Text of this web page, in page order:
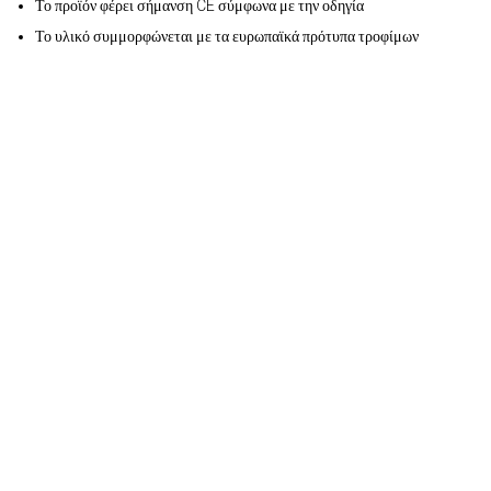
Το προϊόν φέρει σήμανση CE σύμφωνα με την οδηγία
Το υλικό συμμορφώνεται με τα ευρωπαϊκά πρότυπα τροφίμων